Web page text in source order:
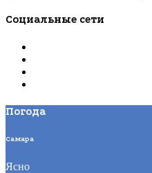
Социальные сети
Погода
Самара
Ясно